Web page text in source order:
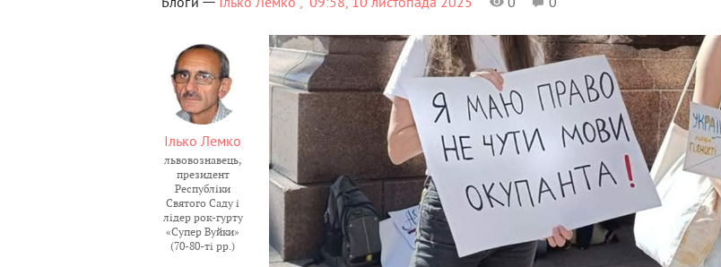
Ілько Лемко
львовознавець,
президент
Республіки
Святого Саду і
лідер рок-гурту
«Супер Вуйки»
(70-80-ті рр.)